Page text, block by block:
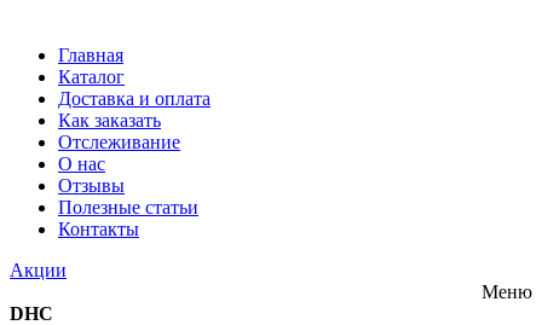
Главная
Каталог
Доставка и оплата
Как заказать
Отслеживание
О нас
Отзывы
Полезные статьи
Контакты
Акции
Меню
DHC